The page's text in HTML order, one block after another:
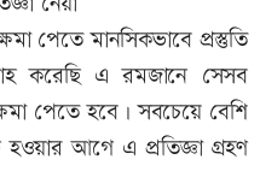
পেতে মানসিকভাবে প্রস্তুতি
করেছি এ রমজানে সেসব
পেতে হবে। সবচেয়ে বেশি
আগে এ প্রতিজ্ঞা গ্রহণ